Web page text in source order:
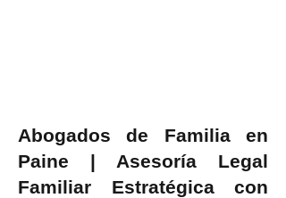
Abogados de Familia en
Paine | Asesoría Legal
Familiar Estratégica con